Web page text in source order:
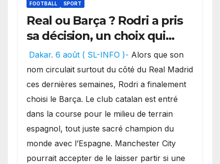
FOOTBALL SPORT
Real ou Barça ? Rodri a pris
sa décision, un choix qui
pourrait faire grand bruit
sur le marché des
transferts.
Dakar. 6 août ( SL-INFO )- Alors que son
nom circulait surtout du côté du Real Madrid
ces dernières semaines, Rodri a finalement
choisi le Barça. Le club catalan est entré
dans la course pour le milieu de terrain
espagnol, tout juste sacré champion du
monde avec l’Espagne. Manchester City
pourrait accepter de le laisser partir si une